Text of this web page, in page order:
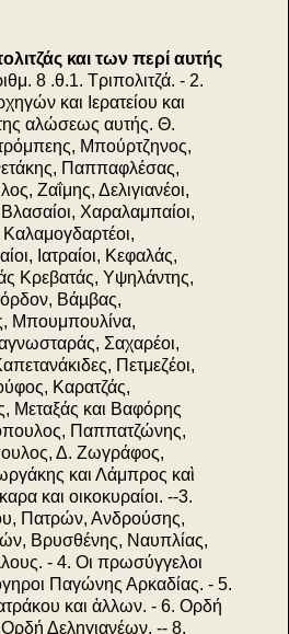
και των περί αυτής
8 .θ.1. Τριπολιτζά. - 2.
και Iερατείου και
αλώσεως αυτής. Θ.
Μπούρτζηνος,
Παππαφλέσας,
Ζαΐμης, Δελιγιανέοι,
Χαραλαμπαίοι,
Ιατραίοι, Κεφαλάς,
Κρεβατάς, Υψηλάντης,
Βάµβας,
Μπουμπουλίνα,
Σαχαρέοι,
Πετμεζέοι,
Καρατζάς,
Μεταξάς και Βαφόρης
Παππατζώνης,
Δ. Ζωγράφος,
και Λάμπρος καὶ
και οικοκυραίοι. --3.
Πατρών, Ανδρούσης,
Βρυσθένης, Ναυπλίας,
- 4. Οι πρωσύγγελοι
Παγώνης Αρκαδίας. - 5.
και ἀλλων. - 6. Ορδή
Δεληγιανέων. -- 8.